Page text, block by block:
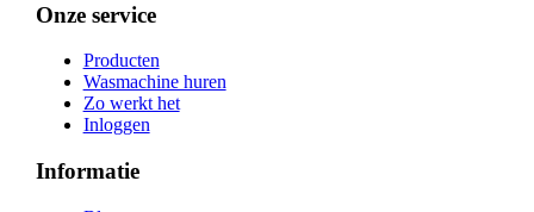
Onze service
Producten
Wasmachine huren
Zo werkt het
Inloggen
Informatie